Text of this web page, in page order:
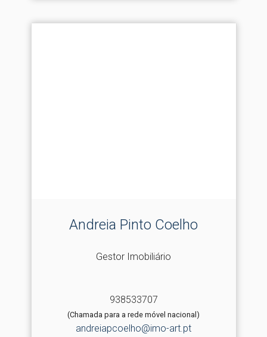
Andreia Pinto Coelho
Gestor Imobiliário
938533707
(Chamada para a rede móvel nacional)
andreiapcoelho@imo-art.pt